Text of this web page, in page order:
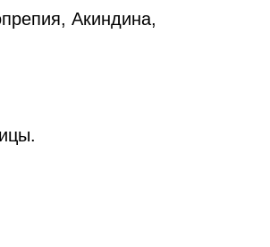
Акиндина,